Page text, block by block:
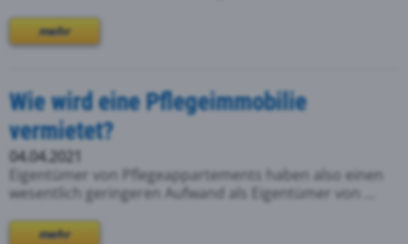
mehr
Wie wird eine Pflegeimmobilie
vermietet?
04.04.2021
Eigentümer von Pflegeappartements haben also einen
wesentlich geringeren Aufwand als Eigentümer von ...
mehr